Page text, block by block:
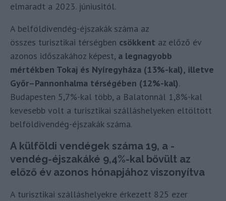
elmaradt a 2023. júniusitól.
A belföldivendég-éjszakák száma az
összes turisztikai térségben csökkent az előző év
azonos időszakához képest, a legnagyobb
mértékben Tokaj és Nyíregyháza (13%-kal), illetve
Győr–Pannonhalma térségében (12%-kal).
Budapesten 5,7%-kal több, a Balatonnál 1,8%-kal
kevesebb volt a turisztikai szálláshelyeken eltöltött
belföldivendég-éjszakák száma.
A külföldi vendégek száma 19, a -
vendég-éjszakáké 9,4%-kal bővült az
előző év azonos hónapjához viszonyítva
A turisztikai szálláshelyekre érkezett 825 ezer